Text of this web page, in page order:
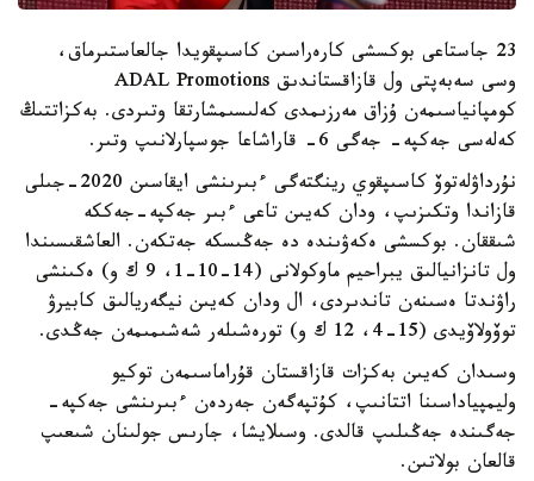
23 جاستاعى بوكسشى كارەراسىن كاسىپقويدا جالعاستىرماق،
وسى سەبەپتى ول قازاقستاندىق ADAL Promotions
كومپانياسىمەن ۇزاق مەرزىمدى كەلىسىمشارتقا وتىردى. بەكزاتتىڭ
كەلەسى جەكپە- جەگى 6- قاراشاعا جوسپارلانىپ وتىر.
نۇرداۋلەتوۆ كاسىپقوي رينگتەگى ءبىرىنشى ايقاسىن 2020-جىلى
قازاندا وتكىزىپ، ودان كەيىن تاعى ءبىر جەكپە-جەككە
شىققان. بوكسشى ەكەۋىندە دە جەڭىسكە جەتكەن. العاشقىسىندا
ول تانزانيالىق يبراحيم ماوكولانى (14-10-1، 9 ك و) ەكىنشى
راۋندتا ەسىنەن تاندىردى، ال ودان كەيىن نيگەريالىق كابيرۋ
توۆولاۆيدى (15-4، 12 ك و) تورەشىلەر شەشىمىمەن جەڭدى.
وسىدان كەيىن بەكزات قازاقستان قۇراماسىمەن توكيو
وليمپياداسىنا اتتانىپ، كۇتپەگەن جەردەن ءبىرىنشى جەكپە-
جەگىندە جەڭىلىپ قالدى. وسىلايشا، جارىس جولىنان شىعىپ
قالعان بولاتىن.